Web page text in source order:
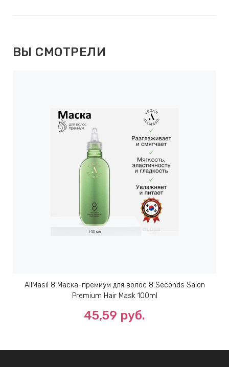
ВЫ СМОТРЕЛИ
AllMasil 8 Маска-премиум для волос 8 Seconds Salon
Premium Hair Mask 100ml
45,59 руб.